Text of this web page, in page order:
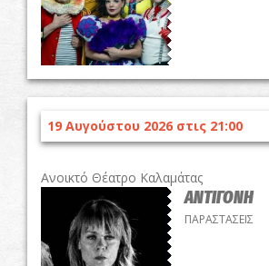
19 Αυγούστου 2026 στις 21:00
Ανοικτό Θέατρο Καλαμάτας
ΑΝΤΙΓΟΝΗ
ΠΑΡΑΣΤΑΣΕΙΣ